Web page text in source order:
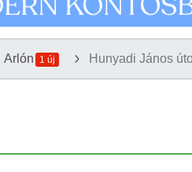
Arlón 1 új Hunyadi János